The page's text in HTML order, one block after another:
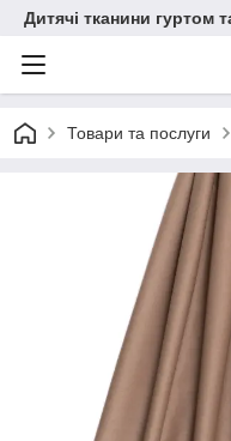
Дитячі тканини гуртом
Товари та послуги